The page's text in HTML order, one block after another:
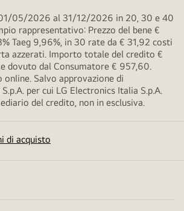
05/2026 al 31/12/2026 in 20, 30 e 40
rappresentativo: Prezzo del bene €
Taeg 9,96%, in 30 rate da € 31,92 costi
azzerati. Importo totale del credito €
dovuto dal Consumatore € 957,60.
online. Salvo approvazione di
per cui LG Electronics Italia S.p.A.
del credito, non in esclusiva.
di acquisto